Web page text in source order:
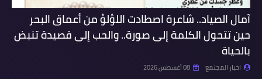
آمال الصياد.. شاعرة اصطادت اللؤلؤ من أعماق البحر
حين تتحول الكلمة إلى صورة.. والحب إلى قصيدة تنبض
بالحياة
اخبار المجتمع 08 أغسطس 2026